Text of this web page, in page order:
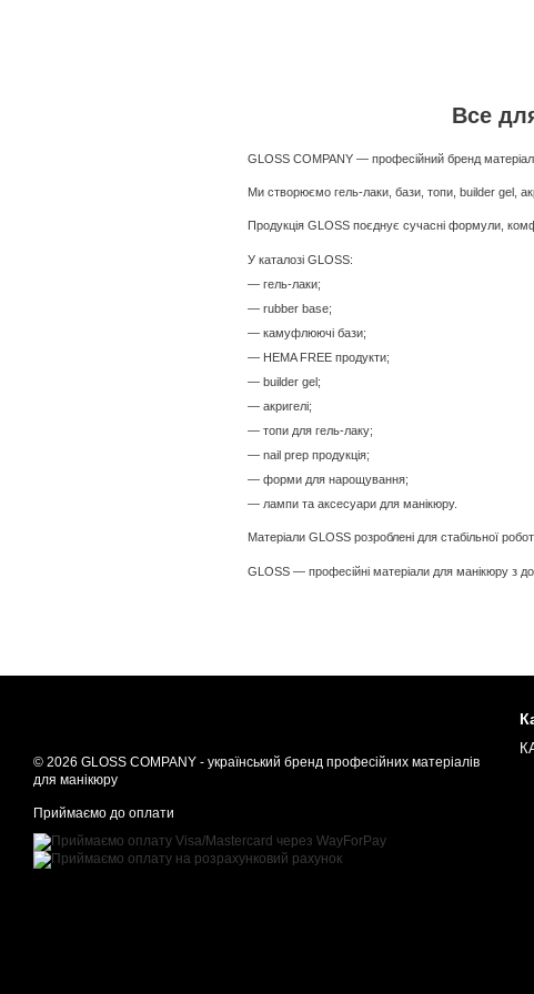
Все
GLOSS COMPANY — професійний бренд
Ми створюємо гель-лаки, бази, топи, builder gel,
Продукція GLOSS поєднує сучасні формули,
У каталозі GLOSS:
— гель-лаки;
— rubber base;
— камуфлюючі бази;
— HEMA FREE продукти;
— builder gel;
— акригелі;
— топи для гель-лаку;
— nail prep продукція;
— форми для нарощування;
— лампи та аксесуари для манікюру.
Матеріали GLOSS розроблені для стабільної
GLOSS — професійні матеріали для манікюру з
© 2026 GLOSS COMPANY - український бренд професійних матеріалів
для манікюру
Приймаємо до оплати